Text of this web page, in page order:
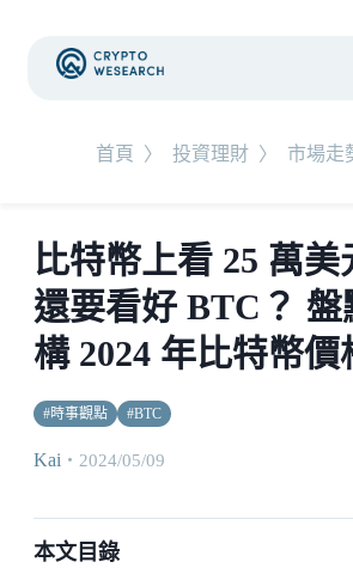
首頁 〉 投資理財 〉 市場走
比特幣上看 25 萬
還要看好 BTC？ 盤
構 2024 年比特幣價
#時事觀點 #BTC
Kai ・ 2024/05/09
本文目錄